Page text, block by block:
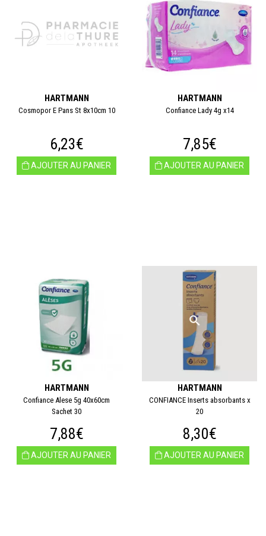
HARTMANN
Cosmopor E Pans St 8x10cm 10
6,23€
AJOUTER AU PANIER
HARTMANN
Confiance Lady 4g x14
7,85€
AJOUTER AU PANIER
HARTMANN
Confiance Alese 5g 40x60cm
Sachet 30
7,88€
AJOUTER AU PANIER
HARTMANN
CONFIANCE Inserts absorbants x
20
8,30€
AJOUTER AU PANIER